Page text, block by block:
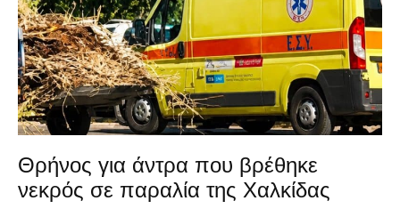
Θρήνος για άντρα που βρέθηκε
νεκρός σε παραλία της Χαλκίδας